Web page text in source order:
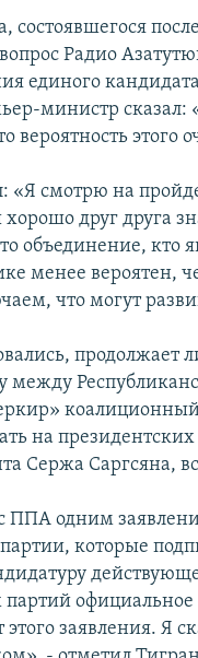
состоявшегося
Радио
единого
министр сказал:
вероятность этого
«Я смотрю на
друг друга
объединение, кто
менее вероятен,
что могут
продолжает
между
на
Сержа Саргсяна,
одним
которые
партий
этого заявления. Я